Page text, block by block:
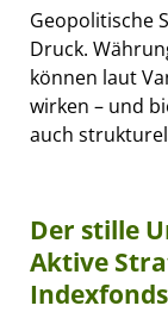
Geopolitische
Druck.
können laut
wirken – und
auch
Der stille
Aktive